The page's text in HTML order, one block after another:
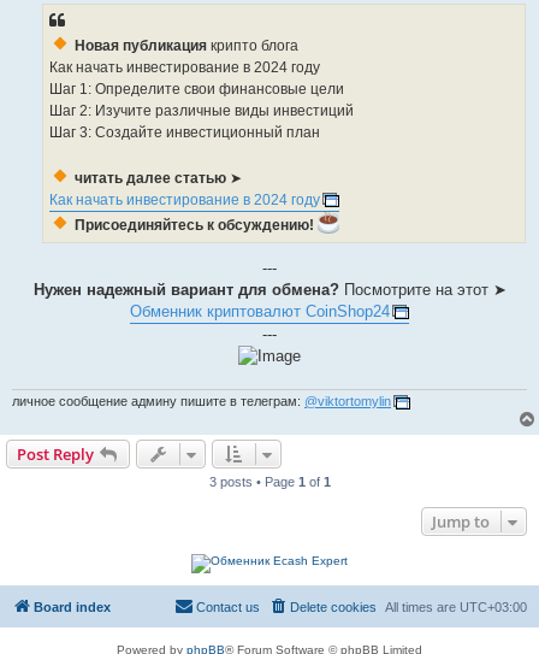
Новая публикация крипто блога
Как начать инвестирование в 2024 году
Шаг 1: Определите свои финансовые цели
Шаг 2: Изучите различные виды инвестиций
Шаг 3: Создайте инвестиционный план
читать далее статью ➤
Как начать инвестирование в 2024 году
Присоединяйтесь к обсуждению!
---
Нужен надежный вариант для обмена? Посмотрите на этот ➤
Обменник криптовалют CoinShop24
---
личное сообщение админу пишите в телеграм: @viktortomylin
Post Reply
3 posts • Page 1 of 1
Jump to
Board index All times are UTC+03:00
Delete cookies
Contact us
Powered by phpBB® Forum Software © phpBB Limited